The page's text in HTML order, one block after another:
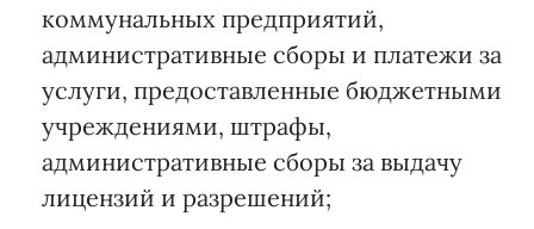
коммунальных предприятий,
административные сборы и платежи за
услуги, предоставленные бюджетными
учреждениями, штрафы,
административные сборы за выдачу
лицензий и разрешений;